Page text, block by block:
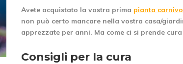
Avete acquistato la vostra prima pianta
non può certo mancare nella vostra casa/
apprezzate per anni. Ma come ci si prende
Consigli per la cura